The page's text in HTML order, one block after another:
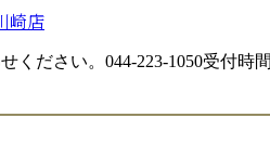
ください。 044-223-1050受付時